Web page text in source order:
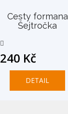
Cesty formana
Šejtročka
240 Kč
DETAIL